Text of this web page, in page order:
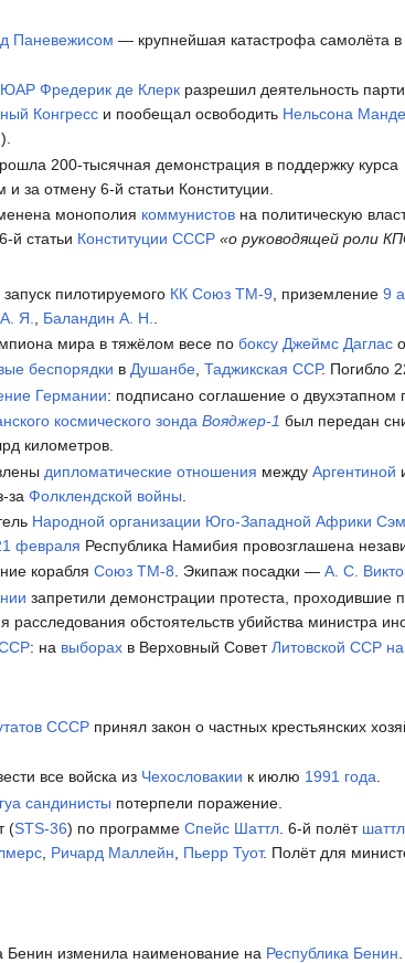
Паневежисом — крупнейшая катастрофа самолёта в
ЮАР Фредерик де Клерк разрешил деятельность
Конгресс и пообещал освободить Нельсона
).
200-тысячная демонстрация в поддержку курса
за отмену 6-й статьи Конституции.
монополия коммунистов на политическую
й статьи Конституции СССР «о руководящей роли
пилотируемого КК Союз ТМ-9 , приземление 9
Я. Баландин А. Н.
мира в тяжёлом весе по боксу Джеймс Даглас
беспорядки вДушанбе,Таджикская ССР. Погибло
Германии: подписано соглашение о
космического зонда Вояджер-1 был передан
километров.
дипломатические отношения междуАргентиной
заФолклендской войны
Народной организации Юго-Западной Африки
февраля Республика Намибия провозглашена
корабляСоюз ТМ-8. Экипаж посадки —А. С.
запретили демонстрации протеста, проходившие
расследования обстоятельств убийства министра
: на выборах в Верховный СоветЛитовской ССР
СССРпринял закон о частных крестьянских
все войска из Чехословакии к июлю 1991 года
сандинисты потерпели поражение.
(STS-36) по программеСпейс Шаттл . 6-й полёт
Ричард Маллейн Пьерр Туот. Полёт для
Бенин изменила наименование на Республика Бенин